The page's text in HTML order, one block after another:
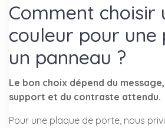
Comment choisir
couleur pour une
un panneau ?
Le bon choix dépend du
support et du contraste attendu.
Pour une plaque de porte, nous